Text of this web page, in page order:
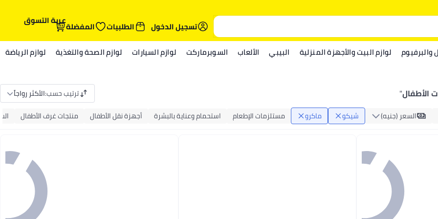
تسجيل الدخول
الطلبيات المفضلةعربة التسوق
والبرفيوم لوازم البيت والأجهزة المنزلية البيبي الألعاب السوبرماركت لوازم السيارات لوازم الصحة والتغذية لوازم الرياضة
الأطفال" ترتيب حسب:الأكثر رواجاً
السعر (جنيه) شيكو ماكرو مستلزمات الإطعام استحمام وعناية بالبشرة أجهزة نقل الأطفال منتجات غرف الأطفال